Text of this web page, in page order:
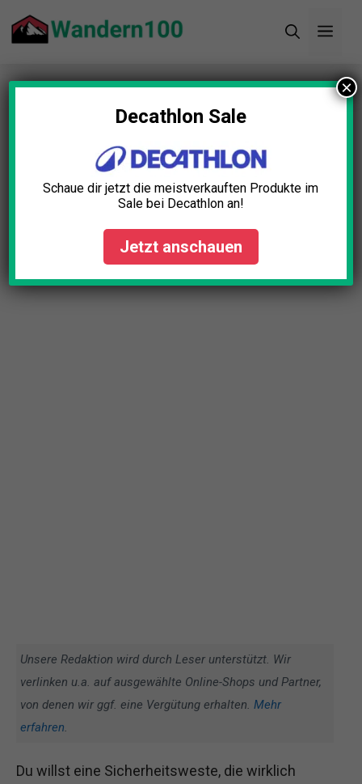
Inhalt
Startseite»Blog»Sicherheitsweste Reflektor
Test: Die 5 besten (Bestenliste)
Sicherheitsweste Reflektor
Test: Die 5 besten
(Bestenliste)
Unsere Redaktion wird durch Leser unterstützt. Wir
verlinken u.a. auf ausgewählte Online-Shops und Partner,
von denen wir ggf. eine Vergütung erhalten. Mehr
erfahren.
Du willst eine Sicherheitsweste, die wirklich
Decathlon Sale
Schaue dir jetzt die meistverkauften Produkte im
Sale bei Decathlon an!
Jetzt anschauen
×